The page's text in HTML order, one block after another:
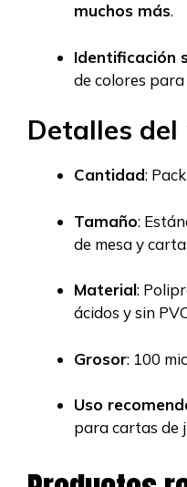
muchos más.
Identificación
de colores
Detalles
Cantidad:
Tamaño:
de mesa y
Material:
ácidos y sin
Grosor: 100
Uso
para cartas de